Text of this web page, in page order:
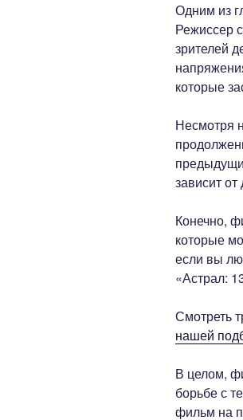
Одним из
Режиссер
зрителей
которые
Несмотря
зависит
Конечно,
которые
если вы
«Астрал:
Смотреть
нашей
В целом,
борьбе с
фильм на